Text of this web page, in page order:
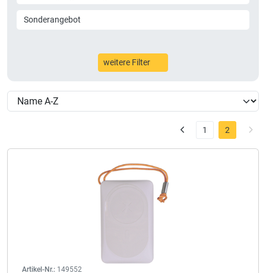
Sonderangebot
weitere Filter
1 2
Artikel-Nr.: 149552